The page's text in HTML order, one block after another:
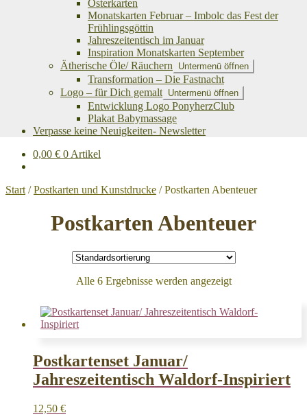
Osterkarten
Monatskarten Februar – Imbolc das Fest der
Frühlingsgöttin
Jahreszeitentisch im Januar
Inspiration Monatskarten September
Ätherische Öle/ Räuchern
Untermenü öffnen
Transformation – Die Fastnacht
Logo – für Dich gemalt Untermenü öffnen
Entwicklung Logo PonyherzClub
Plakat Babymassage
Verpasse keine Neuigkeiten- Newsletter
0,00 € 0 Artikel
Start /Postkarten und Kunstdrucke /Postkarten Abenteuer
Postkarten Abenteuer
Alle 6 Ergebnisse werden angezeigt
Postkartenset Januar/
Jahreszeitentisch Waldorf-Inspiriert
12,50 €